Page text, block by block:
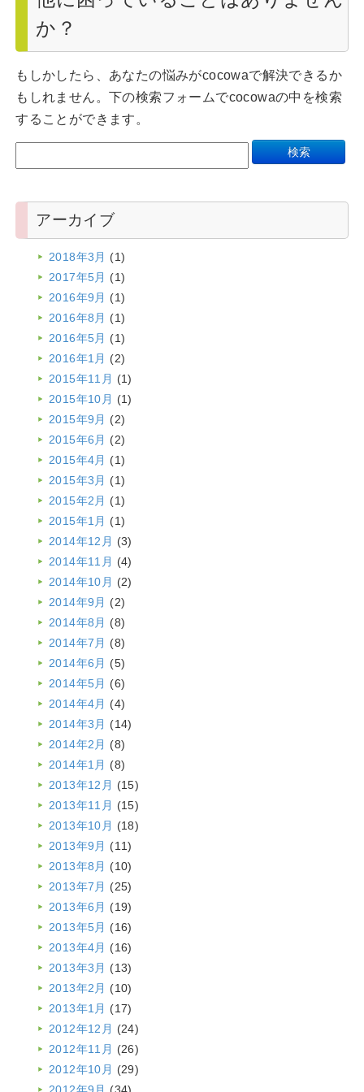
か？
もしかしたら、あなたの悩みがcocowaで解決できるか
もしれません。下の検索フォームでcocowaの中を検索
することができます。
アーカイブ
2018年3月 (1)
2017年5月 (1)
2016年9月 (1)
2016年8月 (1)
2016年5月 (1)
2016年1月 (2)
2015年11月 (1)
2015年10月 (1)
2015年9月 (2)
2015年6月 (2)
2015年4月 (1)
2015年3月 (1)
2015年2月 (1)
2015年1月 (1)
2014年12月 (3)
2014年11月 (4)
2014年10月 (2)
2014年9月 (2)
2014年8月 (8)
2014年7月 (8)
2014年6月 (5)
2014年5月 (6)
2014年4月 (4)
2014年3月 (14)
2014年2月 (8)
2014年1月 (8)
2013年12月 (15)
2013年11月 (15)
2013年10月 (18)
2013年9月 (11)
2013年8月 (10)
2013年7月 (25)
2013年6月 (19)
2013年5月 (16)
2013年4月 (16)
2013年3月 (13)
2013年2月 (10)
2013年1月 (17)
2012年12月 (24)
2012年11月 (26)
2012年10月 (29)